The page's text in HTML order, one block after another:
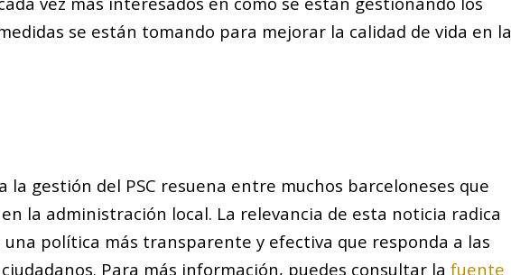
se están tomando para mejorar la calidad de vida en la
la gestión del PSC resuena entre muchos barceloneses que
la administración local. La relevancia de esta noticia radica
una política más transparente y efectiva que responda a las
Para más información, puedes consultar la fuente